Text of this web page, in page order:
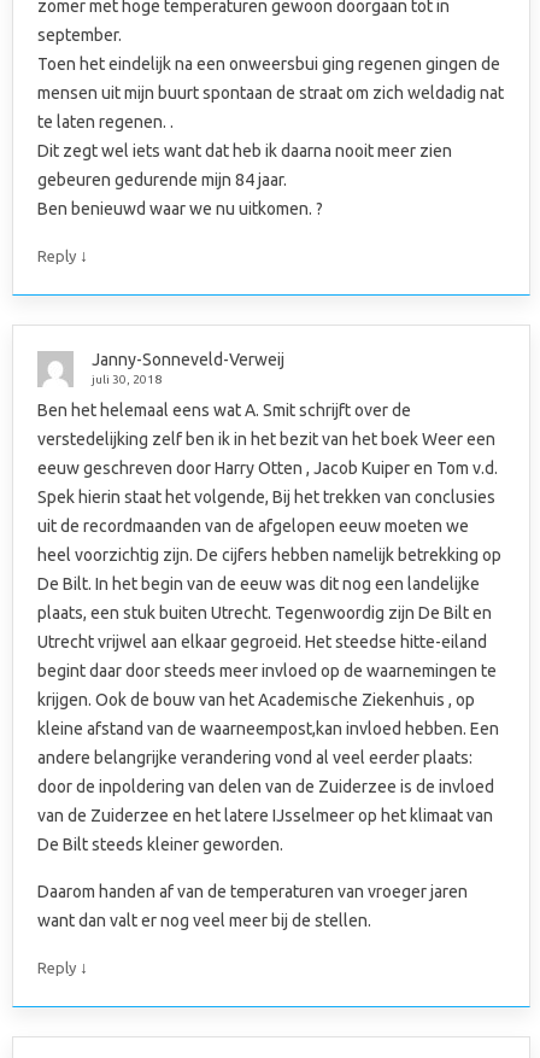
zomer met hoge temperaturen gewoon doorgaan tot in
september.
Toen het eindelijk na een onweersbui ging regenen gingen de
mensen uit mijn buurt spontaan de straat om zich weldadig nat
te laten regenen. .
Dit zegt wel iets want dat heb ik daarna nooit meer zien
gebeuren gedurende mijn 84 jaar.
Ben benieuwd waar we nu uitkomen. ?
Reply ↓
Janny-Sonneveld-Verweij
juli 30, 2018
Ben het helemaal eens wat A. Smit schrijft over de
verstedelijking zelf ben ik in het bezit van het boek Weer een
eeuw geschreven door Harry Otten , Jacob Kuiper en Tom v.d.
Spek hierin staat het volgende, Bij het trekken van conclusies
uit de recordmaanden van de afgelopen eeuw moeten we
heel voorzichtig zijn. De cijfers hebben namelijk betrekking op
De Bilt. In het begin van de eeuw was dit nog een landelijke
plaats, een stuk buiten Utrecht. Tegenwoordig zijn De Bilt en
Utrecht vrijwel aan elkaar gegroeid. Het steedse hitte-eiland
begint daar door steeds meer invloed op de waarnemingen te
krijgen. Ook de bouw van het Academische Ziekenhuis , op
kleine afstand van de waarneempost,kan invloed hebben. Een
andere belangrijke verandering vond al veel eerder plaats:
door de inpoldering van delen van de Zuiderzee is de invloed
van de Zuiderzee en het latere IJsselmeer op het klimaat van
De Bilt steeds kleiner geworden.
Daarom handen af van de temperaturen van vroeger jaren
want dan valt er nog veel meer bij de stellen.
Reply ↓